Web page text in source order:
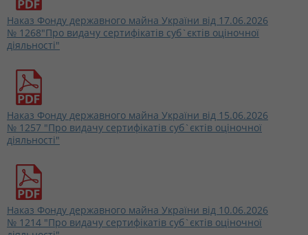
Наказ Фонду державного майна України від 17.06.2026
№ 1268"Про видачу сертифікатів суб`єктів оціночної
діяльності"
Наказ Фонду державного майна України від 15.06.2026
№ 1257 "Про видачу сертифікатів суб`єктів оціночної
діяльності"
Наказ Фонду державного майна України від 10.06.2026
№ 1214 "Про видачу сертифікатів суб`єктів оціночної